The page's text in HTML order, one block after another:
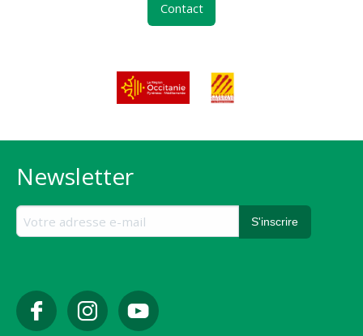
Contact
Newsletter